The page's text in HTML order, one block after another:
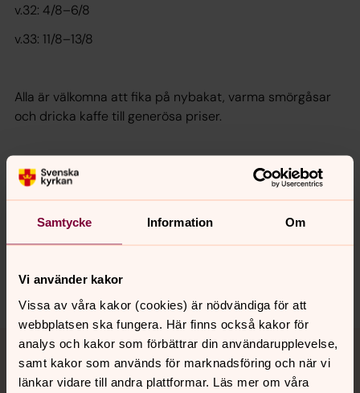
Samtycke Information Om
Vi använder kakor
Vissa av våra kakor (cookies) är nödvändiga för att
webbplatsen ska fungera. Här finns också kakor för
analys och kakor som förbättrar din användarupplevelse,
samt kakor som används för marknadsföring och när vi
länkar vidare till andra plattformar. Läs mer om våra
v.32: 4/8–6/8
v.33: 11/8–13/8
Alla är välkomna att fika på nybakat, varma smörgåsar
och dricka kaffe till generösa priser.
innehåll?
Dela
Tillbaka till toppen
Tillbaka till innehållet